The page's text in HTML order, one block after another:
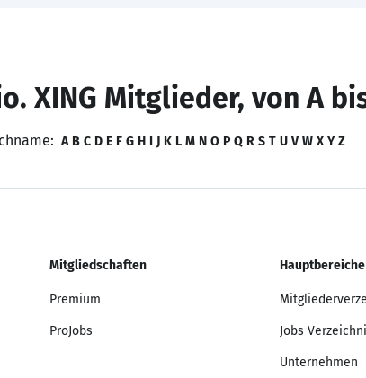
XING Mitglieder, von A
A B C D E F G H I J K L M N O P Q R S T U V W X Y Z
Mitgliedschaften
Premium
ProJobs
Hauptbereiche
Jobs
Unternehmen